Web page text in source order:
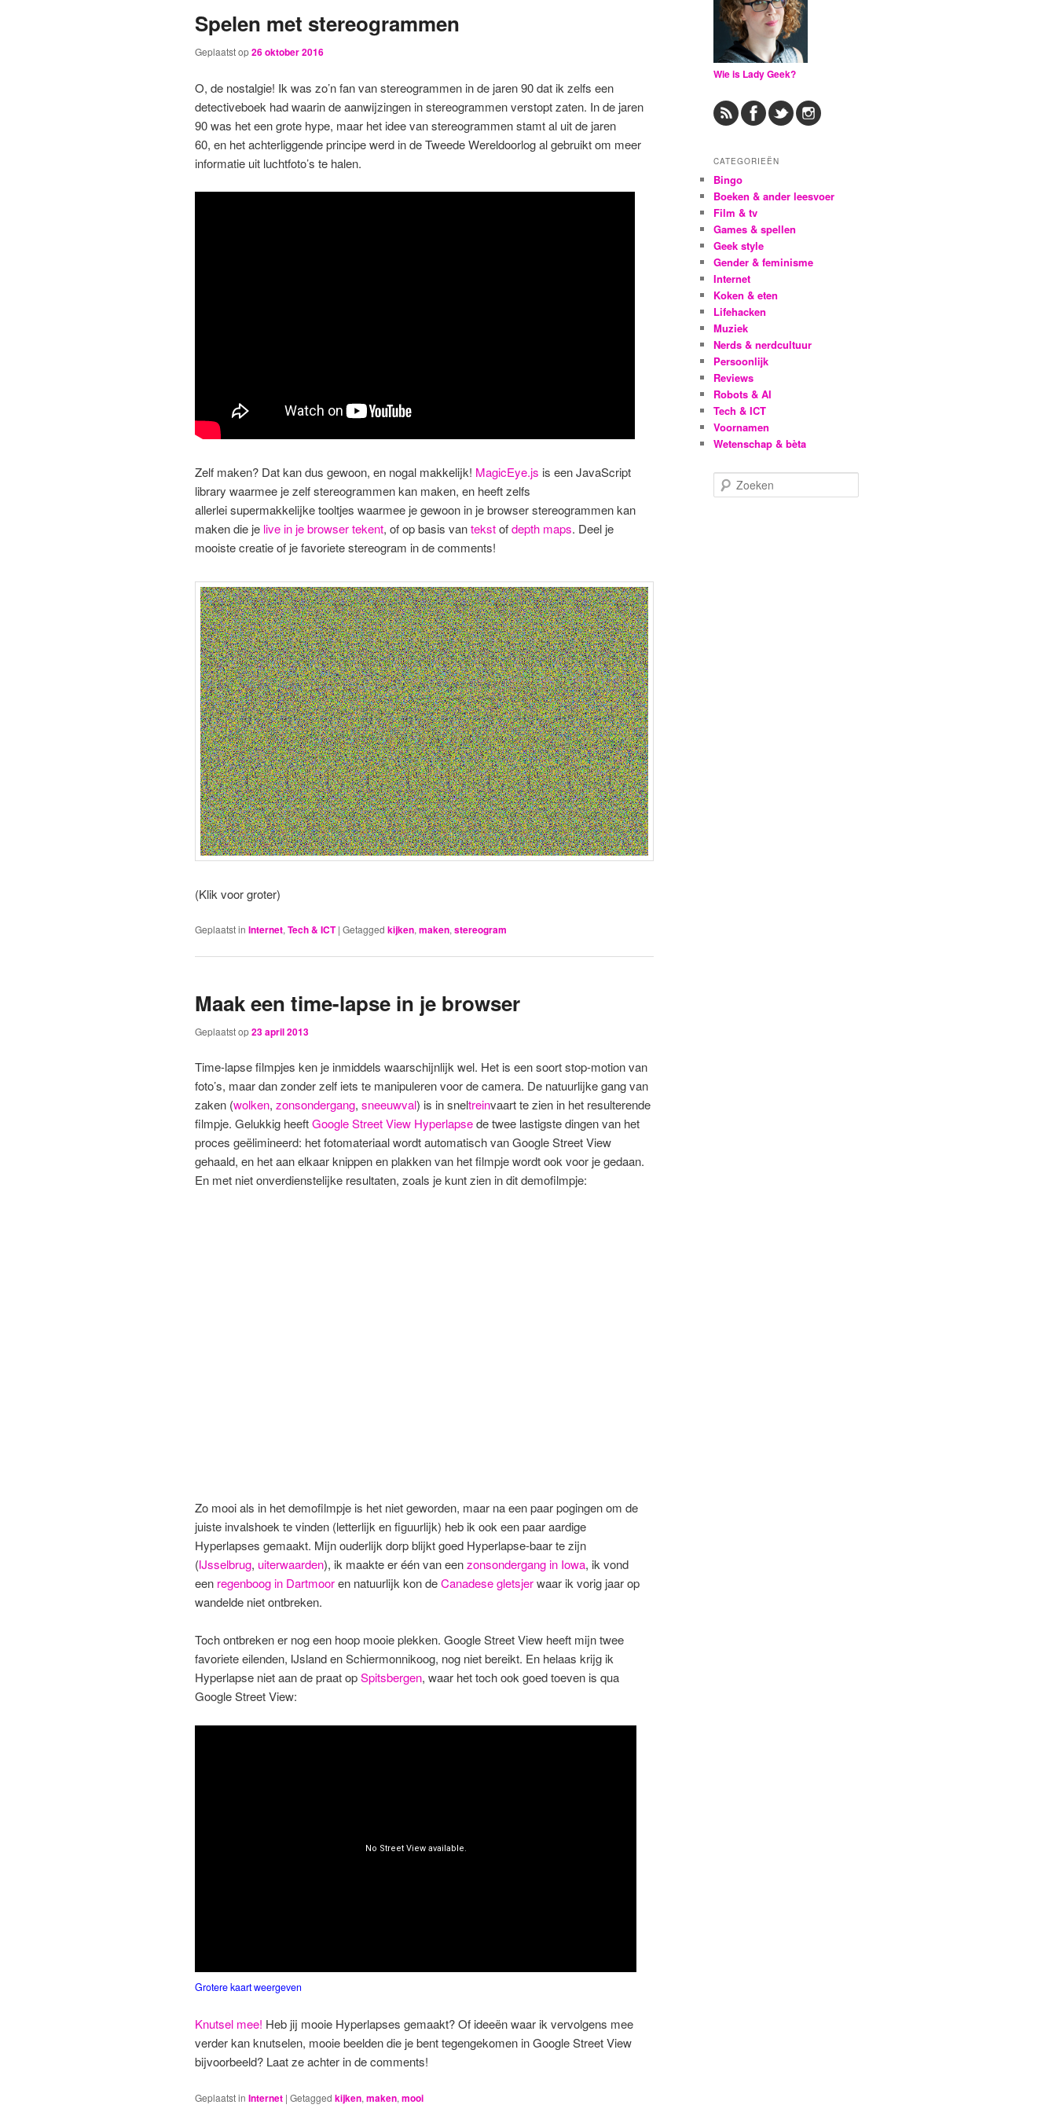
primaire
secundaire
Spelen met stereogrammen
Geplaatst op26 oktober 2016
O, de nostalgie! Ik was zo’n fan van stereogrammen in de jaren 90 dat ik zelfs een
detectiveboek had waarin de aanwijzingen in stereogrammen verstopt zaten. In de jaren
90 was het een grote hype, maar het idee van stereogrammen stamt al uit de jaren
60, en het achterliggende principe werd in de Tweede Wereldoorlog al gebruikt om meer
informatie uit luchtfoto’s te halen.
Zelf maken? Dat kan dus gewoon, en nogal makkelijk! MagicEye.js is een JavaScript
library waarmee je zelf stereogrammen kan maken, en heeft zelfs
allerlei supermakkelijke tooltjes waarmee je gewoon in je browser stereogrammen kan
maken die je live in je browser tekent, of op basis vantekstofdepth maps. Deel je
mooiste creatie of je favoriete stereogram in de comments!
(Klik voor groter)
Geplaatst in Internet,Tech & ICT | Getagged kijken,maken,stereogram
Maak een time-lapse in je browser
Geplaatst op23 april 2013
Time-lapse filmpjes ken je inmiddels waarschijnlijk wel. Het is een soort stop-motion van
foto’s, maar dan zonder zelf iets te manipuleren voor de camera. De natuurlijke gang van
zaken (wolken, zonsondergang, sneeuwval) is in sneltreinvaart te zien in het resulterende
filmpje. Gelukkig heeftGoogle Street View Hyperlapsede twee lastigste dingen van het
proces geëlimineerd: het fotomateriaal wordt automatisch van Google Street View
gehaald, en het aan elkaar knippen en plakken van het filmpje wordt ook voor je gedaan.
En met niet onverdienstelijke resultaten, zoals je kunt zien in dit demofilmpje:
Zo mooi als in het demofilmpje is het niet geworden, maar na een paar pogingen om de
juiste invalshoek te vinden (letterlijk en figuurlijk) heb ik ook een paar aardige
Hyperlapses gemaakt. Mijn ouderlijk dorp blijkt goed Hyperlapse-baar te zijn
(IJsselbrug, uiterwaarden), ik maakte er één van eenzonsondergang in Iowa, ik vond
een regenboog in Dartmooren natuurlijk kon deCanadese gletsjerwaar ik vorig jaar op
wandelde niet ontbreken.
Toch ontbreken er nog een hoop mooie plekken. Google Street View heeft mijn twee
favoriete eilenden, IJsland en Schiermonnikoog, nog niet bereikt. En helaas krijg ik
Hyperlapse niet aan de praat opSpitsbergen, waar het toch ook goed toeven is qua
Google Street View:
Grotere kaart weergeven
Knutsel mee! Heb jij mooie Hyperlapses gemaakt? Of ideeën waar ik vervolgens mee
verder kan knutselen, mooie beelden die je bent tegengekomen in Google Street View
bijvoorbeeld? Laat ze achter in de comments!
Geplaatst in Internet | Getagged kijken, maken, mooi
Wie is Lady Geek?
CATEGORIEËN
Bingo
Boeken & ander leesvoer
Film & tv
Games & spellen
Geek style
Gender & feminisme
Internet
Koken & eten
Lifehacken
Muziek
Nerds & nerdcultuur
Persoonlijk
Reviews
Robots & AI
Tech & ICT
Voornamen
Wetenschap & bèta
o